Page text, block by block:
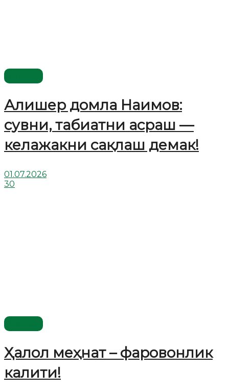
Алишер домла Наимов:
сувни, табиатни асраш —
келажакни сақлаш демак!
01.07.2026
30
Ҳалол меҳнат – фаровонлик
калити!